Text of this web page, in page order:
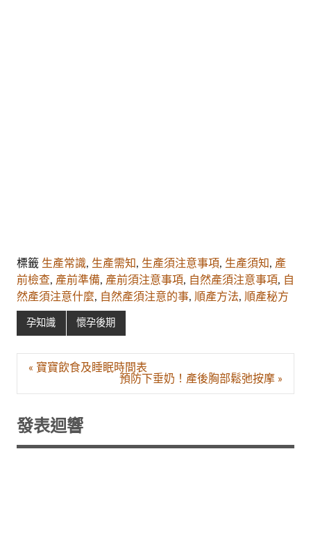
標籤 生產常識, 生產需知 , 生產須注意事項, 生產須知 , 產
前檢查, 產前準備, 產前須注意事項, 自然產須注意事項, 自
然產須注意什麼, 自然產須注意的事, 順產方法, 順產秘方
孕知識 懷孕後期
文
« 寶寶飲食及睡眠時間表
預防下垂奶！產後胸部鬆弛按摩 »
發表迴響